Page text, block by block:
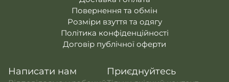
Повернення та обмін
Розміри взуття та одягу
Політика конфіденційності
Договір публічної оферти
Написати нам Приєднуйтесь